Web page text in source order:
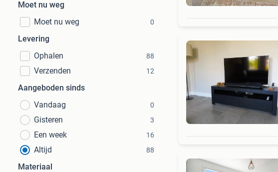
Moet nu weg
Moet nu weg
0
Levering
Ophalen
88
Verzenden 12
Aangeboden sinds
Vandaag
0
Gisteren 3
Een week 16
Altijd 88
Materiaal